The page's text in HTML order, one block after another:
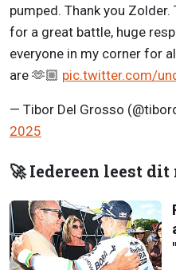
pumped. Thank you Zolder.
for a great battle, huge
everyone in my corner for
are 🫶🏼 pic.twitter.com/
— Tibor Del Grosso
2025
🚀 Iedereen leest dit